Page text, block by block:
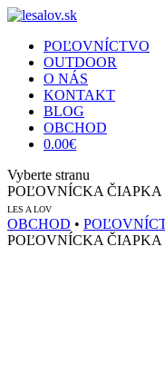
POĽOVNÍCTVO
OUTDOOR
O NÁS
KONTAKT
BLOG
OBCHOD
0.00€
Vyberte stranu
POĽOVNÍCKA ČIAPKA
LES A LOV
OBCHOD •
POĽOVNÍCKA ČIAPKA